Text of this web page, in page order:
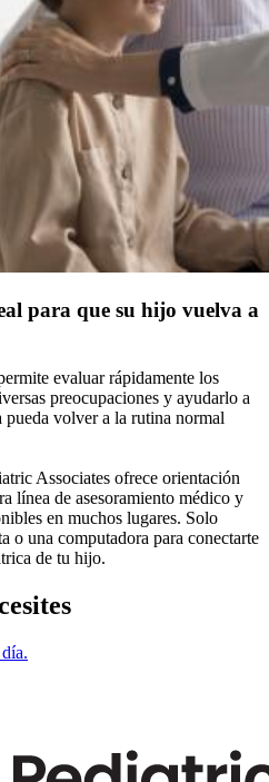
para que su hijo vuelva a
evaluar rápidamente los
preocupaciones y ayudarlo a
volver a la rutina normal
Associates ofrece orientación
línea de asesoramiento médico y
en muchos lugares. Solo
o una computadora para conectarte
de tu hijo.